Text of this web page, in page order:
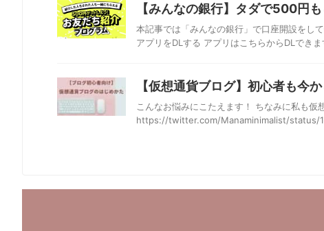
【みんなの銀行】タダで500円
本記事では「みんなの銀行」で口座開設を
アプリをDLする アプリはこちらからDLでき
【仮想通貨ブログ】初心者も今
こんなお悩みにこたえます！ ちなみに私も仮
https://twitter.com/Manaminimalist/status/